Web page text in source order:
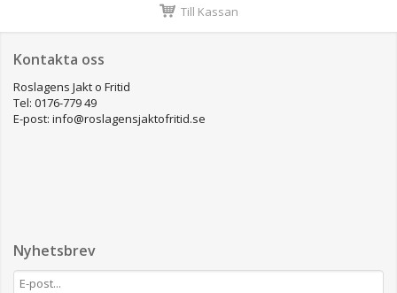
Till Kassan
Kontakta oss
Roslagens Jakt o Fritid
Tel: 0176-779 49
E-post: info@roslagensjaktofritid.se
Nyhetsbrev